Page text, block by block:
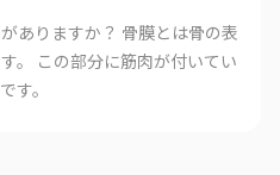
ありますか？ 骨膜とは骨の表
。 この部分に筋肉が付いてい
す。